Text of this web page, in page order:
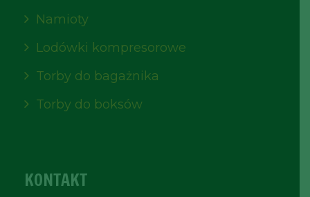
Namioty
Lodówki kompresorowe
Torby do bagażnika
Torby do boksów
KONTAKT